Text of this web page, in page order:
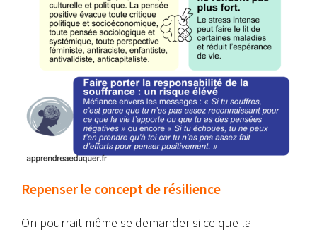
Repenser le concept de résilience
On pourrait même se demander si ce que la